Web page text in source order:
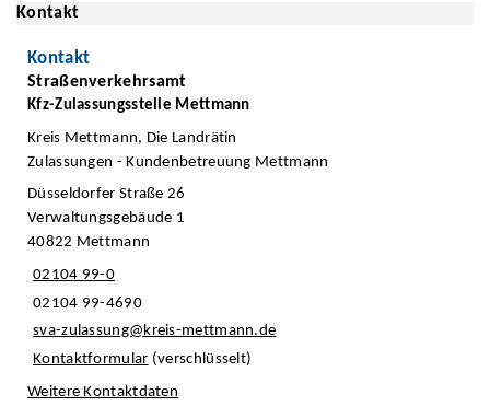
Kontakt
Kontakt
Straßenverkehrsamt
Kfz-Zulassungsstelle Mettmann
Kreis Mettmann, Die Landrätin
Zulassungen - Kundenbetreuung Mettmann
Düsseldorfer Straße 26
Verwaltungsgebäude 1
40822 Mettmann
02104 99-0
02104 99-4690
sva-zulassung@kreis-mettmann.de
Kontaktformular (verschlüsselt)
Weitere Kontaktdaten